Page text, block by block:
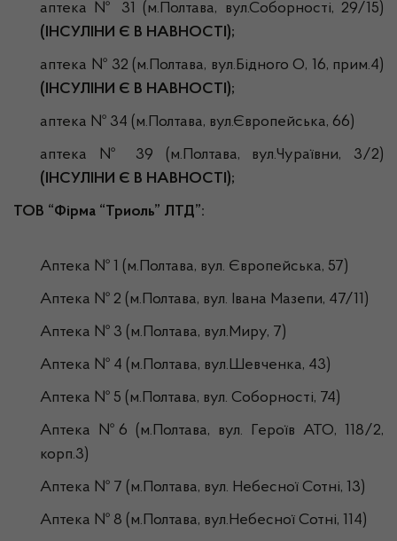
аптека № 31 (м.Полтава, вул.Соборності, 29/15)
(ІНСУЛІНИ Є В НАВНОСТІ);
аптека № 32 (м.Полтава, вул.Бідного О, 16, прим.4)
(ІНСУЛІНИ Є В НАВНОСТІ);
аптека № 34 (м.Полтава, вул.Європейська, 66)
аптека № 39 (м.Полтава, вул.Чураївни, 3/2)
(ІНСУЛІНИ Є В НАВНОСТІ);
ТОВ “Фірма “Триоль” ЛТД”:
Аптека № 1 (м.Полтава, вул. Європейська, 57)
Аптека № 2 (м.Полтава, вул. Івана Мазепи, 47/11)
Аптека № 3 (м.Полтава, вул.Миру, 7)
Аптека № 4 (м.Полтава, вул.Шевченка, 43)
Аптека № 5 (м.Полтава, вул. Соборності, 74)
Аптека №6 (м.Полтава, вул. Героїв АТО, 118/2,
корп.3)
Аптека № 7 (м.Полтава, вул. Небесної Сотні, 13)
Аптека № 8 (м.Полтава, вул.Небесної Сотні, 114)